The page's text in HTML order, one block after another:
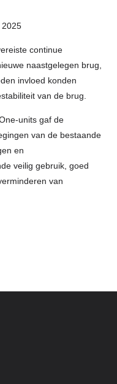
2025
continue
naastgelegen brug,
invloed konden
van de brug.
units gaf de
van de bestaande
en
veilig gebruik, goed
van